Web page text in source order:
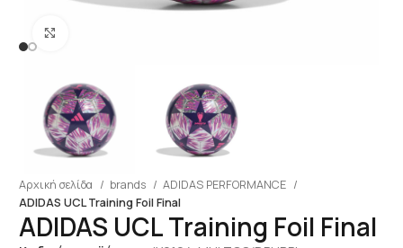
Αρχική σελίδα brands
ADIDAS PERFORMANCE
ADIDAS UCL Training Foil Final
ADIDAS UCL Training Foil Final